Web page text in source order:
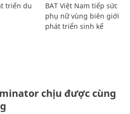
triển du
BAT Việt Nam tiếp sức
phụ nữ vùng biên giới
phát triển sinh kế
chịu được cùng